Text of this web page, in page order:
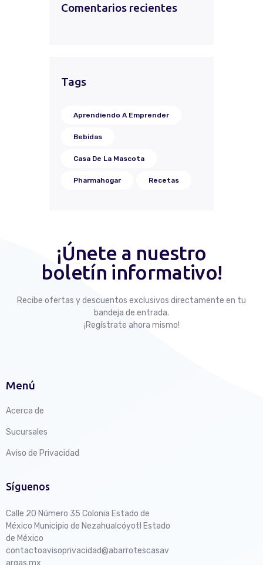
Comentarios recientes
Tags
Aprendiendo A Emprender
Bebidas
Casa De La Mascota
Pharmahogar Recetas
¡Únete a nuestro
boletín informativo!
Recibe ofertas y descuentos exclusivos directamente en tu
bandeja de entrada.
¡Regístrate ahora mismo!
Menú
Acerca de
Sucursales
Aviso de Privacidad
Síguenos
Calle 20 Número 35 Colonia Estado de
México Municipio de Nezahualcóyotl Estado
de México
contactoavisoprivacidad@abarrotescasav
argas.mx